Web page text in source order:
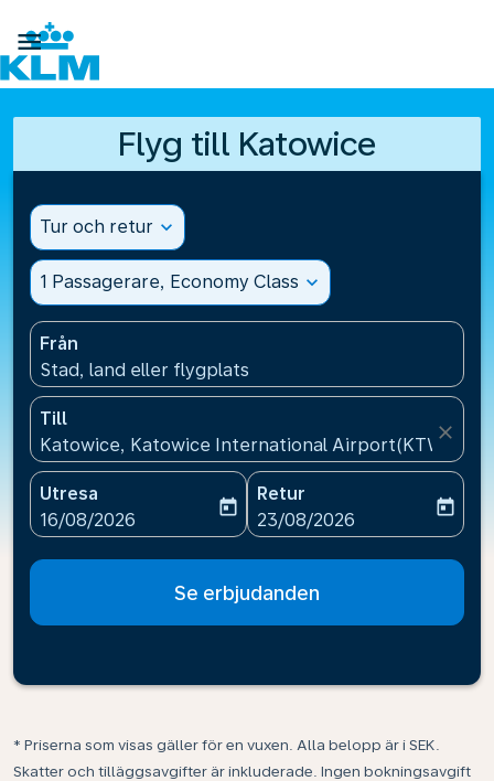

Flyg till Katowice
Tur och retur expand_more
1 Passagerare, Economy Class expand_more
Från
Stad, land eller flygplats
Till
Katowice, Katowice International Airport(KTW),
close
Utresa
fc-booking-departure-date-aria-label
16/08/2026
today
Retur
fc-booking-return-date-
23/08/2026
today
Se erbjudanden
* Priserna som visas gäller för en vuxen. Alla belopp är i SEK.
Skatter och tilläggsavgifter är inkluderade. Ingen bokningsavgift